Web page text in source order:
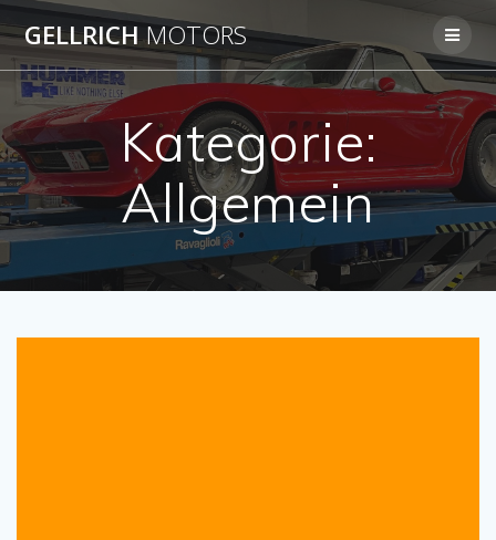
to
content
GELLRICHMOTORS
Kategorie:
Allgemein